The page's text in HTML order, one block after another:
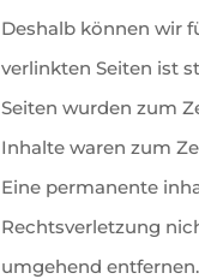
Deshalb können wir
verlinkten Seiten ist
Seiten wurden zum
Inhalte waren zum
Eine permanente
Rechtsverletzung
umgehend entfernen.